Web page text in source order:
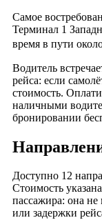
Самое
Терминал 1
время в пути
Водитель
рейса: если
стоимость.
наличными
бронировании
Доступно 12
Стоимость
пассажира: она не
или задержки